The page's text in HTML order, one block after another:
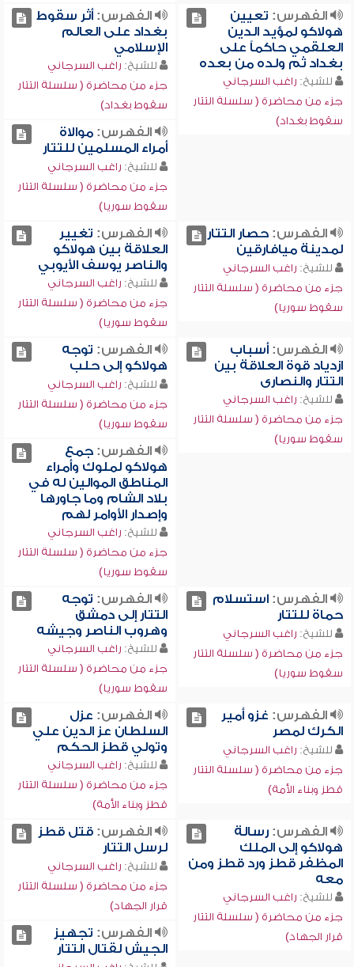
الفهرس: تعيين
هولاكو لمؤيد الدين
العلقمي حاكماً على
بغداد ثم ولده من بعده
للشيخ: راغب السرجاني
جزء من محاضرة ( سلسلة التتار
سقوط بغداد)
الفهرس:أثر سقوط
بغداد على العالم
الإسلامي
للشيخ: راغب السرجاني
جزء من محاضرة ( سلسلة التتار
سقوط بغداد)
الفهرس:موالاة
أمراء المسلمين للتتار
للشيخ: راغب السرجاني
جزء من محاضرة ( سلسلة التتار
سقوط سوريا)
الفهرس:حصار التتار
لمدينة ميافارقين
للشيخ: راغب السرجاني
جزء من محاضرة ( سلسلة التتار
سقوط سوريا)
الفهرس: تغيير
العلاقة بين هولاكو
والناصر يوسف الأيوبي
للشيخ: راغب السرجاني
جزء من محاضرة ( سلسلة التتار
سقوط سوريا)
الفهرس:أسباب
ازدياد قوة العلاقة بين
التتار والنصارى
للشيخ: راغب السرجاني
جزء من محاضرة ( سلسلة التتار
سقوط سوريا)
الفهرس: توجه
هولاكو إلى حلب
للشيخ: راغب السرجاني
جزء من محاضرة ( سلسلة التتار
سقوط سوريا)
الفهرس:جمع
هولاكو لملوك وأمراء
المناطق الموالين له في
بلاد الشام وما جاورها
وإصدار الأوامر لهم
للشيخ: راغب السرجاني
جزء من محاضرة ( سلسلة التتار
سقوط سوريا)
الفهرس:استسلام
حماة للتتار
للشيخ: راغب السرجاني
جزء من محاضرة ( سلسلة التتار
سقوط سوريا)
الفهرس: توجه
التتار إلى دمشق
وهروب الناصر وجيشه
للشيخ: راغب السرجاني
جزء من محاضرة ( سلسلة التتار
سقوط سوريا)
الفهرس: غزو أمير
الكرك لمصر
للشيخ: راغب السرجاني
جزء من محاضرة ( سلسلة التتار
قطز وبناء الأمة)
الفهرس: عزل
السلطان عز الدين علي
وتولي قطز الحكم
للشيخ: راغب السرجاني
جزء من محاضرة ( سلسلة التتار
قطز وبناء الأمة)
الفهرس:رسالة
هولاكو إلى الملك
المظفر قطز ورد قطز ومن
معه
للشيخ: راغب السرجاني
جزء من محاضرة ( سلسلة التتار
قرار الجهاد)
الفهرس:قتل قطز
لرسل التتار
للشيخ: راغب السرجاني
جزء من محاضرة ( سلسلة التتار
قرار الجهاد)
الفهرس: تجهيز
الجيش لقتال التتار